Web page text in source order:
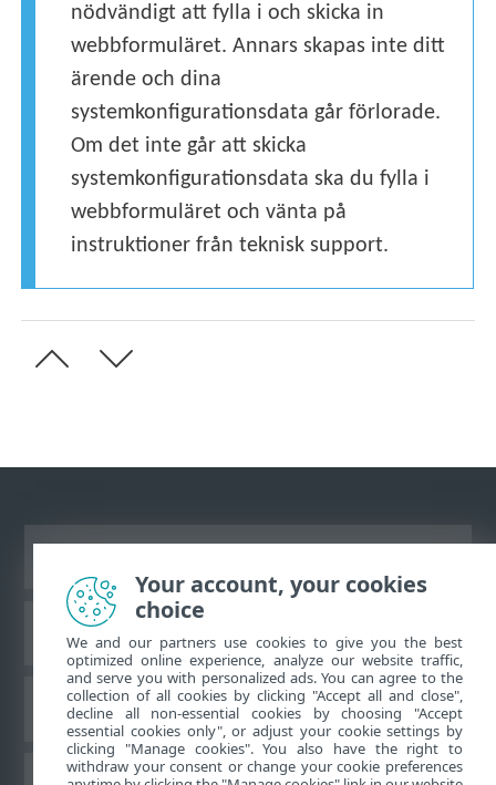
nödvändigt att fylla i och skicka in
webbformuläret. Annars skapas inte ditt
ärende och dina
systemkonfigurationsdata går förlorade.
Om det inte går att skicka
systemkonfigurationsdata ska du fylla i
webbformuläret och vänta på
instruktioner från teknisk support.
ESET kunskapsbas
ESET forum
Your account, your cookies
choice
We and our partners use cookies to give you the best
optimized online experience, analyze our website traffic,
and serve you with personalized ads. You can agree to the
collection of all cookies by clicking "Accept all and close",
decline all non-essential cookies by choosing "Accept
essential cookies only", or adjust your cookie settings by
clicking "Manage cookies". You also have the right to
withdraw your consent or change your cookie preferences